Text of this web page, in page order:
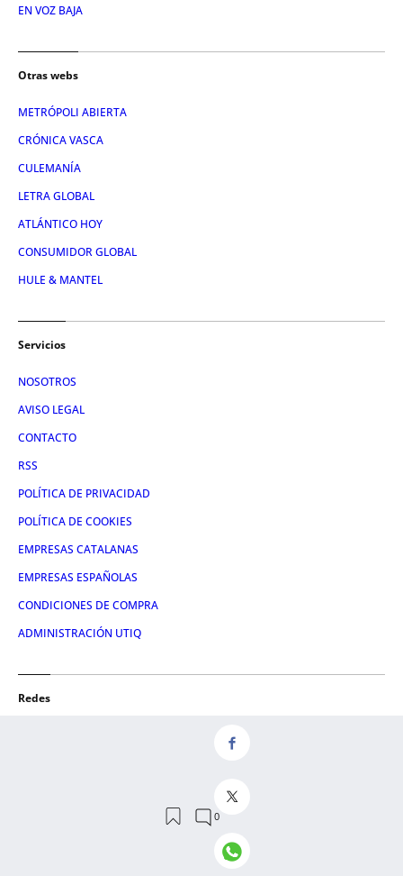
EN VOZ BAJA
Otras webs
METRÓPOLI ABIERTA
CRÓNICA VASCA
CULEMANÍA
LETRA GLOBAL
ATLÁNTICO HOY
CONSUMIDOR GLOBAL
HULE & MANTEL
Servicios
NOSOTROS
AVISO LEGAL
CONTACTO
RSS
POLÍTICA DE PRIVACIDAD
POLÍTICA DE COOKIES
EMPRESAS CATALANAS
EMPRESAS ESPAÑOLAS
CONDICIONES DE COMPRA
ADMINISTRACIÓN UTIQ
Redes